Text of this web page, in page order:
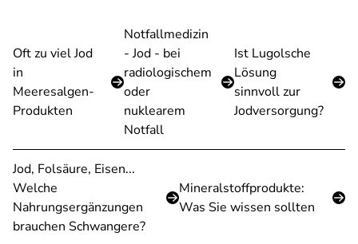
Oft zu viel Jod
in
Meeresalgen-
Produkten
Notfallmedizin
- Jod - bei
radiologischem
oder
nuklearem
Notfall
Ist Lugolsche
Lösung
sinnvoll zur
Jodversorgung?
Jod, Folsäure, Eisen...
Welche
Nahrungsergänzungen
brauchen Schwangere?
Mineralstoffprodukte:
Was Sie wissen sollten